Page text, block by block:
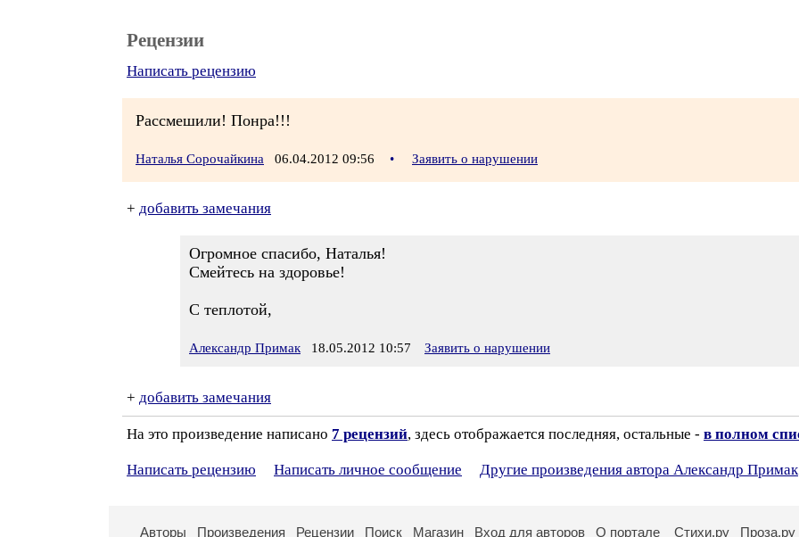
Рецензии
Написать рецензию
Рассмешили! Понра!!!
Наталья Сорочайкина 06.04.2012 09:56 • Заявить о нарушении
+ добавить замечания
Огромное спасибо, Наталья!
Смейтесь на здоровье!
С теплотой,
Александр Примак 18.05.2012 10:57 Заявить о нарушении
+ добавить замечания
На это произведение написано 7 рецензий, здесь отображается последняя, остальные - в полном
Написать рецензию Написать личное сообщение Другие произведения автора Александр Примак
Авторы Произведения Рецензии Поиск Магазин Вход для авторов О портале Стихи.ру Проза.ру